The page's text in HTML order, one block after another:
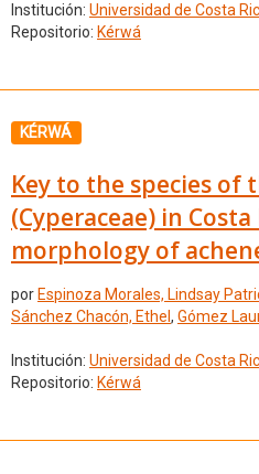
Institución: Universidad de Costa
Repositorio: Kérwá
KÉRWÁ
Key to the species of
(Cyperaceae) in
morphology of
por Espinoza Morales, Lindsay
Sánchez Chacón, Ethel , Gómez
Institución: Universidad de Costa
Repositorio: Kérwá